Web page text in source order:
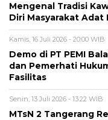
Mengenal Tradisi
Diri Masyarakat Adat
Kamis, 16 Juli 2026 - 20:00 WIB
Demo di PT PEMI
dan Pemerhati
Fasilitas
Senin, 13 Juli 2026 - 13:22 WIB
MTsN 2 Tangerang